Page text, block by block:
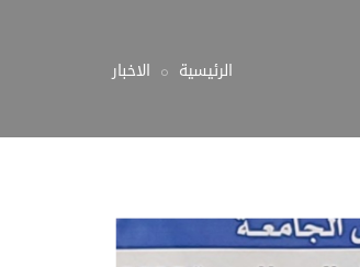
الرئيسية الاخبار